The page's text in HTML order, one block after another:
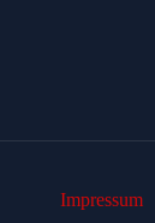
Impressum